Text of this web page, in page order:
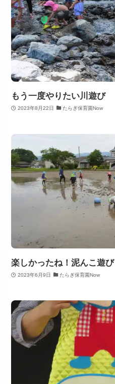
もう一度やりたい川遊び
2023年8月22日 たらぎ保育園Now
楽しかったね！泥んこ遊び
2023年6月9日 たらぎ保育園Now